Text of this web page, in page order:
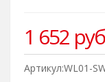
1 652 руб
Артикул:WL01-